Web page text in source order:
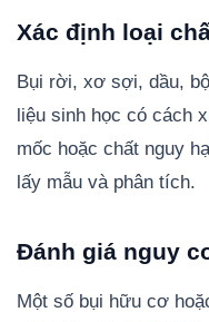
Xác định loại
Bụi rời, xơ sợi, dầu,
liệu sinh học có cách
mốc hoặc chất nguy
lấy mẫu và phân tích.
Đánh giá nguy
Một số bụi hữu cơ